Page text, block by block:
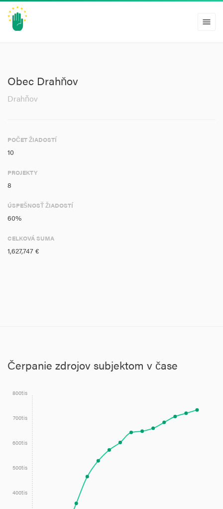
menu
Obec Drahňov
Drahňov
POČET ŽIADOSTÍ
10
PROJEKTY
8
ÚSPEŠNOSŤ ŽIADOSTÍ
60%
CELKOVÁ SUMA
1,627,747 €
Čerpanie zdrojov subjektom v čase
400tis
500tis
600tis
700tis
800tis